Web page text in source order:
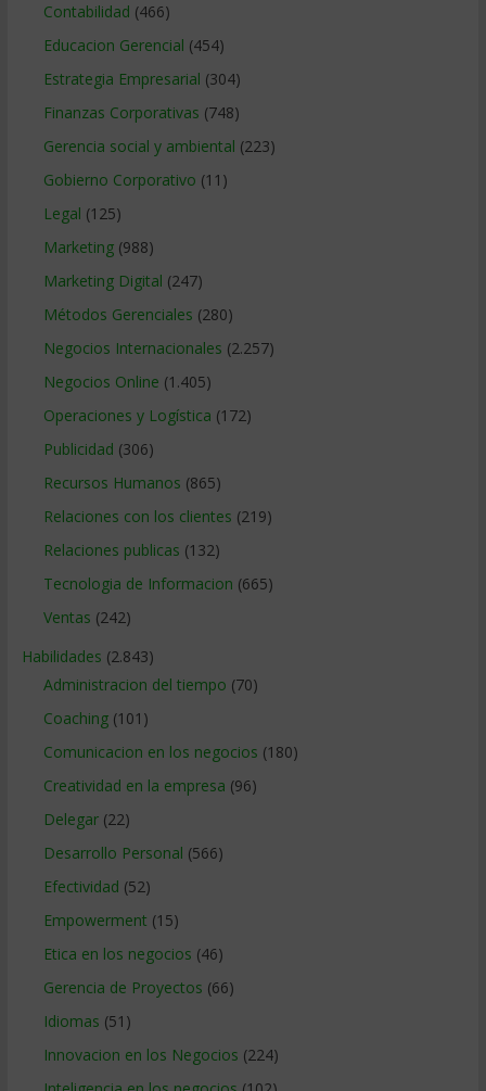
Contabilidad (466)
Educacion Gerencial (454)
Estrategia Empresarial (304)
Finanzas Corporativas (748)
Gerencia social y ambiental (223)
Gobierno Corporativo (11)
Legal (125)
Marketing(988)
Marketing Digital (247)
Métodos Gerenciales (280)
Negocios Internacionales (2.257)
Negocios Online (1.405)
Operaciones y Logística (172)
Publicidad (306)
Recursos Humanos (865)
Relaciones con los clientes (219)
Relaciones publicas (132)
Tecnologia de Informacion (665)
Ventas (242)
Habilidades (2.843)
Administracion del tiempo (70)
Coaching(101)
Comunicacion en los negocios (180)
Creatividad en la empresa (96)
Delegar(22)
Desarrollo Personal (566)
Efectividad (52)
Empowerment (15)
Etica en los negocios (46)
Gerencia de Proyectos (66)
Idiomas (51)
Innovacion en los Negocios (224)